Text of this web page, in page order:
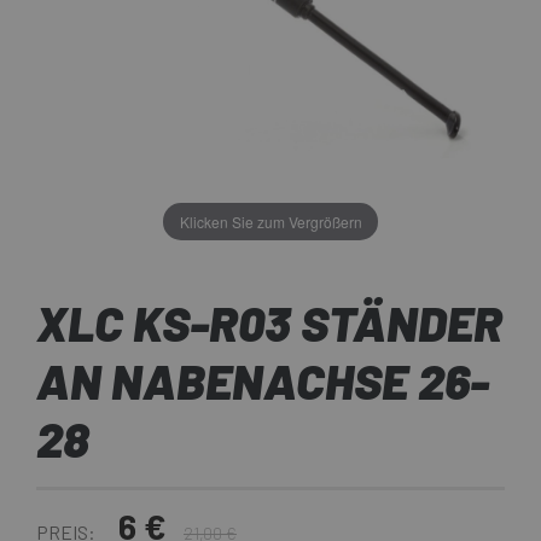
Klicken Sie zum Vergrößern
XLC KS-R03 STÄNDER
AN NABENACHSE 26-
28
PREIS: 6 € 21,00 €